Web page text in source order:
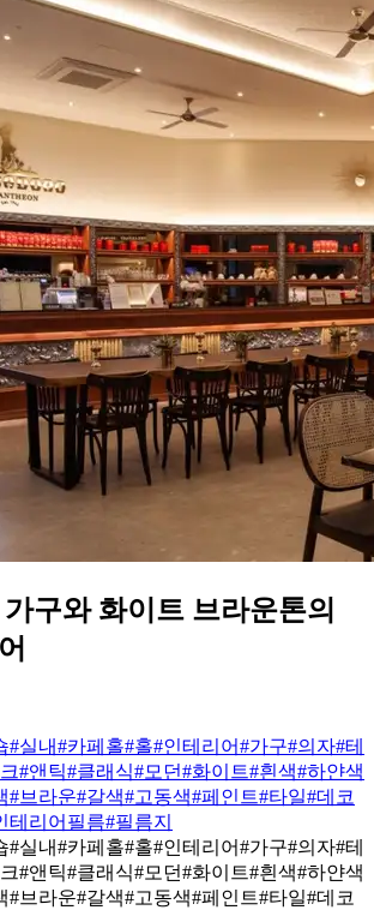
구와 화이트 브라운톤의
#실내#카페홀#홀#인테리어#가구#의자#테
#앤틱#클래식#모던#화이트#흰색#하얀색
#브라운#갈색#고동색#페인트#타일#데코
테리어필름#필름지
#실내#카페홀#홀#인테리어#가구#의자#테
#앤틱#클래식#모던#화이트#흰색#하얀색
#브라운#갈색#고동색#페인트#타일#데코